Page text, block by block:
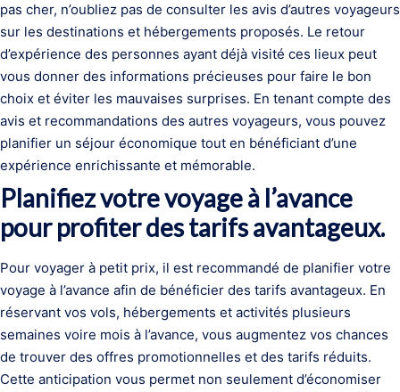
pas cher, n’oubliez pas de consulter les avis d’autres voyageurs
sur les destinations et hébergements proposés. Le retour
d’expérience des personnes ayant déjà visité ces lieux peut
vous donner des informations précieuses pour faire le bon
choix et éviter les mauvaises surprises. En tenant compte des
avis et recommandations des autres voyageurs, vous pouvez
planifier un séjour économique tout en bénéficiant d’une
expérience enrichissante et mémorable.
Planifiez votre voyage à l’avance
pour profiter des tarifs avantageux.
Pour voyager à petit prix, il est recommandé de planifier votre
voyage à l’avance afin de bénéficier des tarifs avantageux. En
réservant vos vols, hébergements et activités plusieurs
semaines voire mois à l’avance, vous augmentez vos chances
de trouver des offres promotionnelles et des tarifs réduits.
Cette anticipation vous permet non seulement d’économiser